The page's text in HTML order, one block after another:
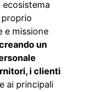
ecosistema
proprio
e missione
un
i clienti
ai principali